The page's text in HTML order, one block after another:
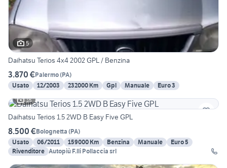
5
Daihatsu Terios 4x4 2002 GPL / Benzina
3.870 €Palermo(PA)
Usato
12/2003 232000 Km Gpl Manuale
Euro 3
18
Daihatsu Terios 1.5 2WD B Easy Five GPL
8.500 €Bolognetta (PA)
Usato
06/2011 159000 Km Benzina Manuale
Euro 5
Rivenditore Autopiù F.lli Pollaccia srl